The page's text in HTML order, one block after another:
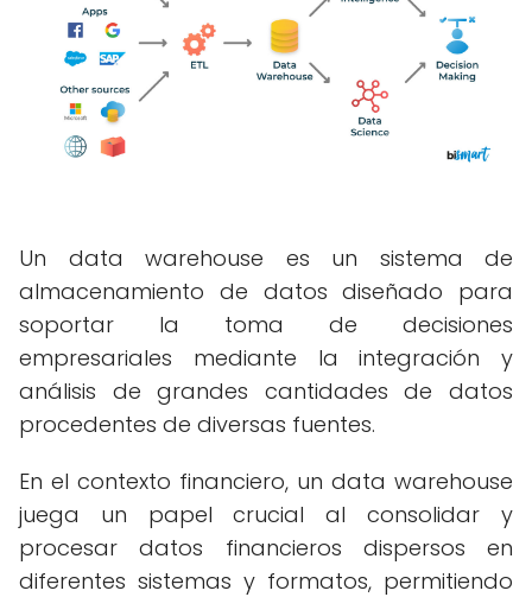
Un data warehouse es un sistema de
almacenamiento de datos diseñado para
soportar la toma de decisiones
empresariales mediante la integración y
análisis de grandes cantidades de datos
procedentes de diversas fuentes.
En el contexto financiero, un data warehouse
juega un papel crucial al consolidar y
procesar datos financieros dispersos en
diferentes sistemas y formatos, permitiendo